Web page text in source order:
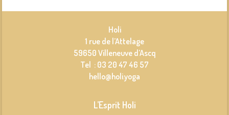
Holi
1 rue de l’Attelage
59650 Villeneuve d’Ascq
Tel : 03 20 47 46 57
hello@holi.yoga
L’Esprit Holi